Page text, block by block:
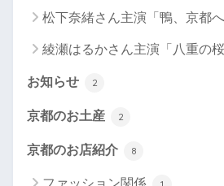
松下奈緒さん主演「鴨、京都
綾瀬はるかさん主演「八重の桜
お知らせ 2
京都のお土産 2
京都のお店紹介 8
ファッション関係